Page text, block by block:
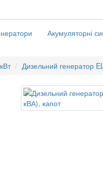
Акумуляторні
Дизельний генератор